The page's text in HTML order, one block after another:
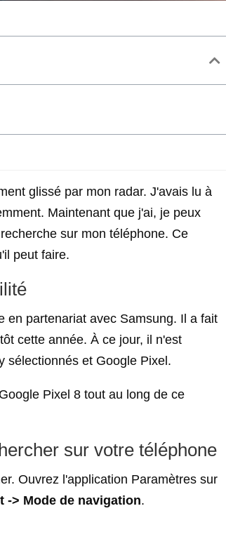
glissé par mon radar. J'avais lu à
Maintenant que j'ai, je peux
sur mon téléphone. Ce
peut faire.
en partenariat avec Samsung. Il a fait
cette année. À ce jour, il n'est
sélectionnés et Google Pixel.
Pixel 8 tout au long de ce
sur votre téléphone
Ouvrez l'application Paramètres sur
-> Mode de navigation.